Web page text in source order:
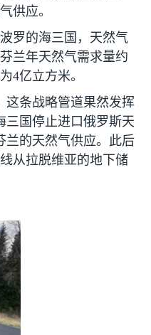
供应。
罗的海三国，天然气
兰年天然气需求量约
4亿立方米。
这条战略管道果然发挥
三国停止进口俄罗斯天
兰的天然气供应。此后
从拉脱维亚的地下储